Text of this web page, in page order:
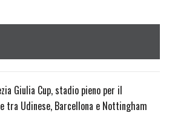
Giulia Cup, stadio pieno per il
tra Udinese, Barcellona e Nottingham